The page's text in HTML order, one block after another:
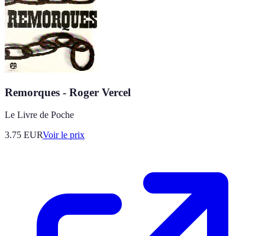
Remorques - Roger Vercel
Le Livre de Poche
3.75 EURVoir le prix